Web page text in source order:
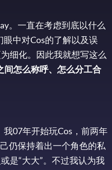
。一直在考虑到底以什么
中对Cos的了解以及误
细化。因此我就想写这么
间怎么称呼、怎么分工合
07年开始玩Cos，前两年
仍保持着出一个角色的私
是“大大”。不过我认为我